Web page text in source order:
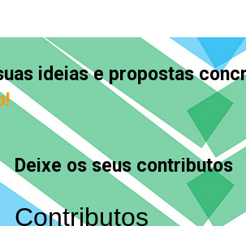
ideias e propostas
Deixe os seus contributos